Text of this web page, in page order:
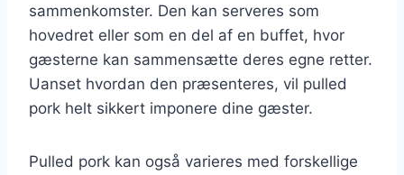
sammenkomster. Den kan serveres som
hovedret eller som en del af en buffet, hvor
gæsterne kan sammensætte deres egne retter.
Uanset hvordan den præsenteres, vil pulled
pork helt sikkert imponere dine gæster.
Pulled pork kan også varieres med forskellige